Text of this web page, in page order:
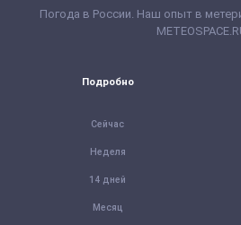
Погода в России. Наш опыт в
Подробно
Сейчас
Неделя
14 дней
Месяц